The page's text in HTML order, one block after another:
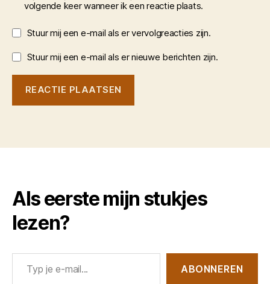
volgende keer wanneer ik een reactie plaats.
Stuur mij een e-mail als er vervolgreacties zijn.
Stuur mij een e-mail als er nieuwe berichten zijn.
Als eerste mijn stukjes
lezen?
Typ je e-mail...
ABONNEREN